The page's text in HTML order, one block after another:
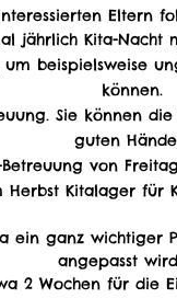
Eltern
jährlich Kita-Nacht
beispielsweise
können.
Sie können
guten
von
Herbst Kitalager für
ein ganz wichtiger
angepasst
2 Wochen für die